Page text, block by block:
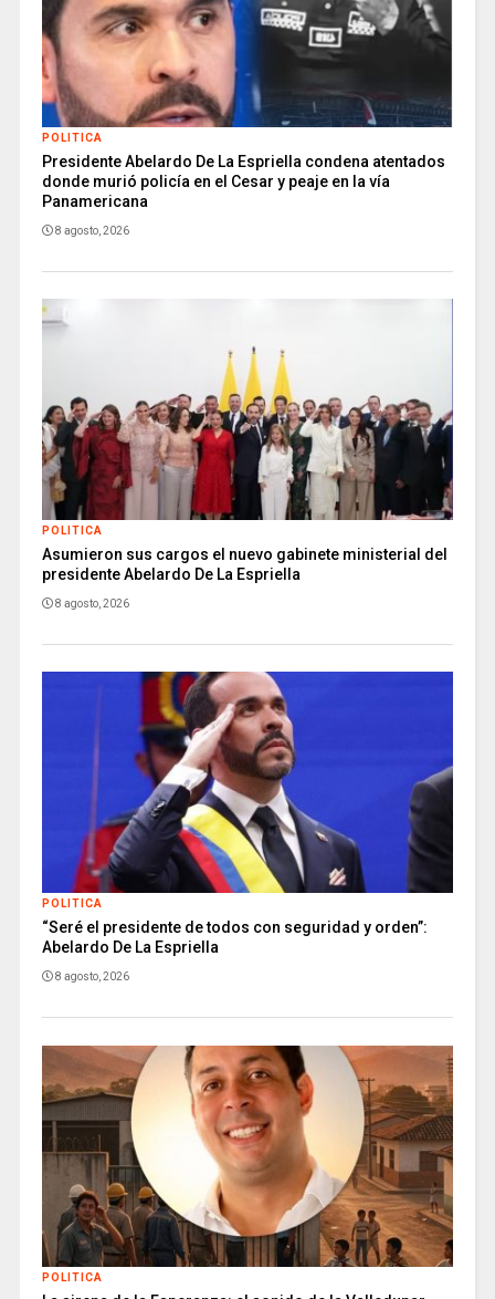
POLITICA
Presidente Abelardo De La Espriella condena atentados
donde murió policía en el Cesar y peaje en la vía
Panamericana
8 agosto, 2026
POLITICA
Asumieron sus cargos el nuevo gabinete ministerial del
presidente Abelardo De La Espriella
8 agosto, 2026
POLITICA
“Seré el presidente de todos con seguridad y orden”:
Abelardo De La Espriella
8 agosto, 2026
POLITICA